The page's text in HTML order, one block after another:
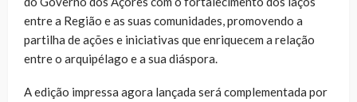
entre a Região e as suas comunidades, promovendo a
partilha de ações e iniciativas que enriquecem a relação
entre o arquipélago e a sua diáspora.
A edição impressa agora lançada será complementada por